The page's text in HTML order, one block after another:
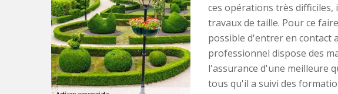
ces opérations très difficiles,
travaux de taille. Pour ce
possible d'entrer en contact
professionnel dispose des
l'assurance d'une meilleure
tous qu'il a suivi des